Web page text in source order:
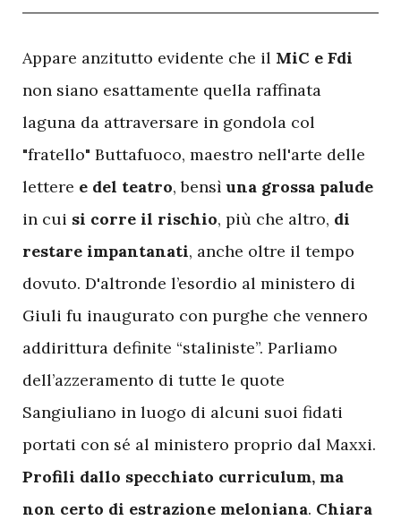
Appare anzitutto evidente che il MiC e Fdi
non siano esattamente quella raffinata
laguna da attraversare in gondola col
"fratello" Buttafuoco, maestro nell'arte delle
lettere e del teatro, bensìuna grossa palude
in cui si corre il rischio, più che altro, di
restare impantanati, anche oltre il tempo
dovuto. D'altronde l’esordio al ministero di
Giuli fu inaugurato con purghe che vennero
addirittura definite “staliniste”. Parliamo
dell’azzeramento di tutte le quote
Sangiuliano in luogo di alcuni suoi fidati
portati con sé al ministero proprio dal Maxxi.
Profili dallo specchiato curriculum, ma
non certo di estrazione meloniana. Chiara